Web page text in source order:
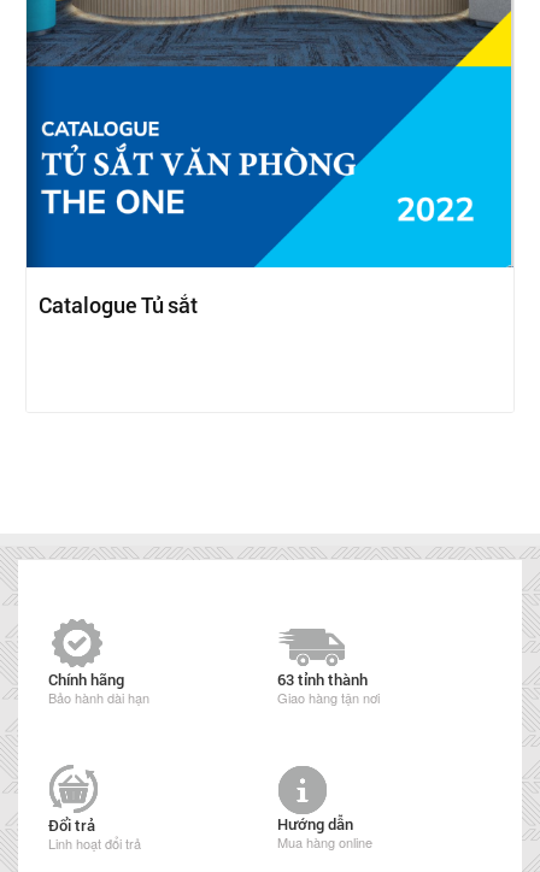
Catalogue Tủ sắt
Chính hãng
Bảo hành dài hạn
63 tỉnh thành
Giao hàng tận nơi
Đổi trả
Linh hoạt đổi trả
Hướng dẫn
Mua hàng online